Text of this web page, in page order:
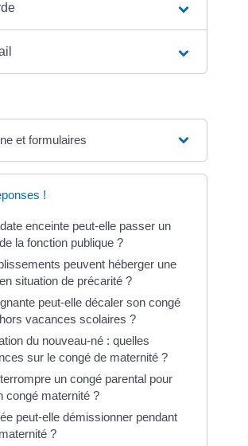
et formulaires
!
enceinte peut-elle passer un
la fonction publique ?
peuvent héberger une
situation de précarité ?
peut-elle décaler son congé
vacances scolaires ?
du nouveau-né : quelles
sur le congé de maternité ?
un congé parental pour
congé maternité ?
peut-elle démissionner pendant
?